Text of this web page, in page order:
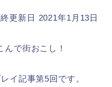
更新日 2021年1月13日
で街おこし！
イ記事第5回です。